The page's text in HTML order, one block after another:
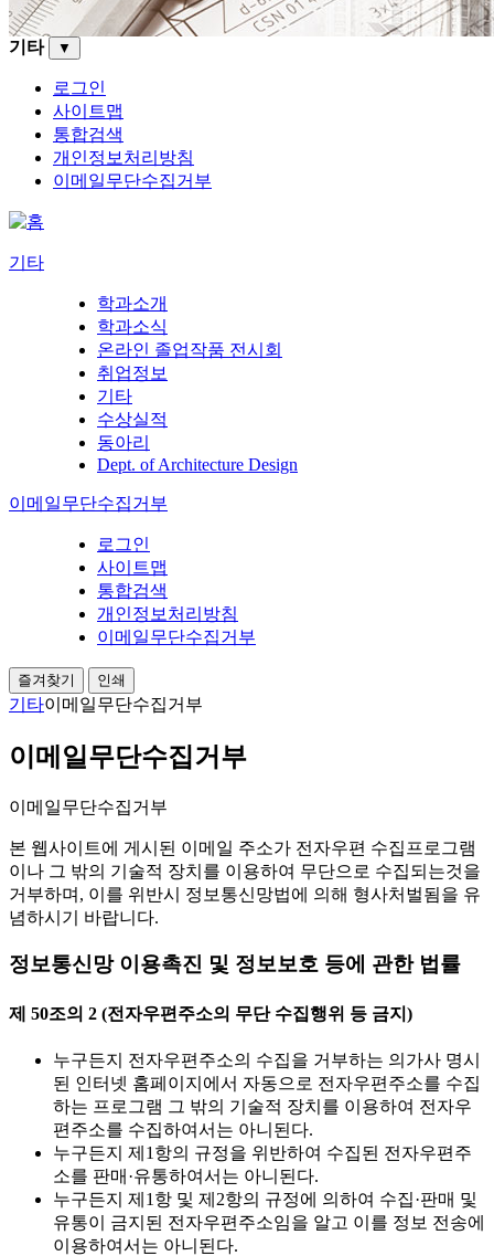
기타 ▼
로그인
사이트맵
통합검색
개인정보처리방침
이메일무단수집거부
기타
학과소개
학과소식
온라인 졸업작품 전시회
취업정보
기타
수상실적
동아리
Dept. of Architecture Design
이메일무단수집거부
로그인
사이트맵
통합검색
개인정보처리방침
이메일무단수집거부
즐겨찾기 인쇄
기타이메일무단수집거부
이메일무단수집거부
이메일무단수집거부
본 웹사이트에 게시된 이메일 주소가 전자우편 수집프로그램
이나 그 밖의 기술적 장치를 이용하여 무단으로 수집되는것을
거부하며, 이를 위반시 정보통신망법에 의해 형사처벌됨을 유
념하시기 바랍니다.
정보통신망 이용촉진 및 정보보호 등에 관한 법률
제 50조의 2 (전자우편주소의 무단 수집행위 등 금지)
누구든지 전자우편주소의 수집을 거부하는 의가사 명시
된 인터넷 홈페이지에서 자동으로 전자우편주소를 수집
하는 프로그램 그 밖의 기술적 장치를 이용하여 전자우
편주소를 수집하여서는 아니된다.
누구든지 제1항의 규정을 위반하여 수집된 전자우편주
소를 판매·유통하여서는 아니된다.
누구든지 제1항 및 제2항의 규정에 의하여 수집·판매 및
유통이 금지된 전자우편주소임을 알고 이를 정보 전송에
이용하여서는 아니된다.